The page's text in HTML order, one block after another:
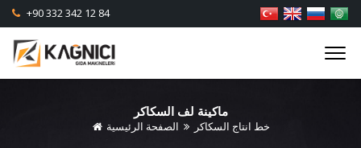
+90 332 342 12 84
ماكينة لف السكاكر
الصفحة الرئيسية خط انتاج السكاكر